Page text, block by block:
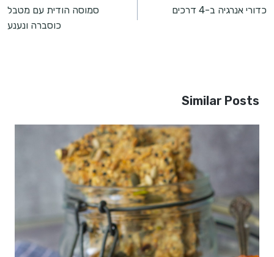
כדורי אנרגיה ב-4 דרכים
סמוסה הודית עם מטבל
כוסברה ונענע
Similar Posts